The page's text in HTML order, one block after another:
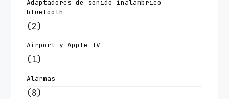
Adaptadores de sonido inalambrico
bluetooth
(2)
Airport y Apple TV
(1)
Alarmas
(8)